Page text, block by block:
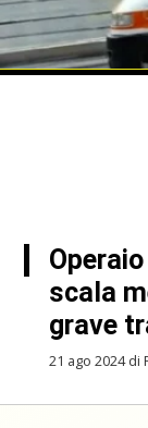
scala
grave
21 ago 2024 di